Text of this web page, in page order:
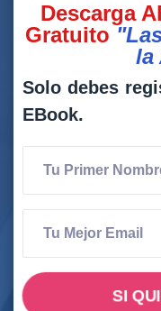
Descarga
Gratuito
la
Solo debes
EBook.
SI